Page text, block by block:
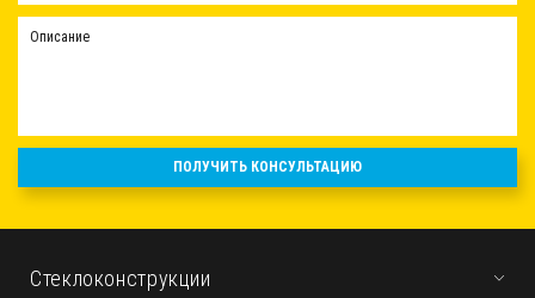
ПОЛУЧИТЬ КОНСУЛЬТАЦИЮ
Стеклоконструкции